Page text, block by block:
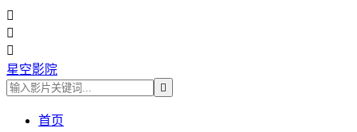



星空影院

首页